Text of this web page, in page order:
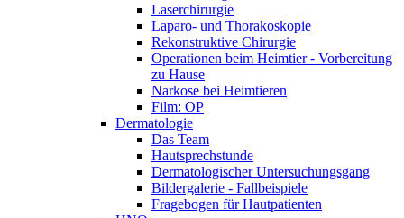
Laserchirurgie
Laparo- und Thorakoskopie
Rekonstruktive Chirurgie
Operationen beim Heimtier - Vorbereitung
zu Hause
Narkose bei Heimtieren
Film: OP
Dermatologie
Das Team
Hautsprechstunde
Dermatologischer Untersuchungsgang
Bildergalerie - Fallbeispiele
Fragebogen für Hautpatienten